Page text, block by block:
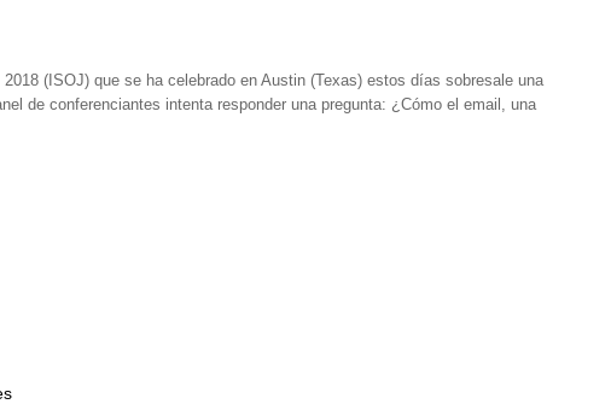
(ISOJ) que se ha celebrado en Austin (Texas) estos días sobresale una
de conferenciantes intenta responder una pregunta: ¿Cómo el email, una